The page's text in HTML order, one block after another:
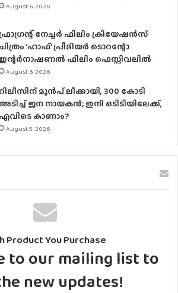
August 6, 2026
നേച്ചര്‍ ഫിലിം ക്രിയേഷന്‍സ്
‘ഹാഫ്’ പ്രീമിയര്‍ ടൊറന്റോ
ഇന്റര്‍നാഷണല്‍ ഫിലിം ഫെസ്റ്റിവലില്‍
August 6, 2026
റിലീസിന് മുൻപ് ലീക്കായി, 300 കോടി
അടിച്ച് ജന നായകൻ; ഇനി ഒടിടിയിലേക്ക്,
എവിടെ കാണാം?
August 5, 2026
Product You Purchase
to our mailing list to
new updates!